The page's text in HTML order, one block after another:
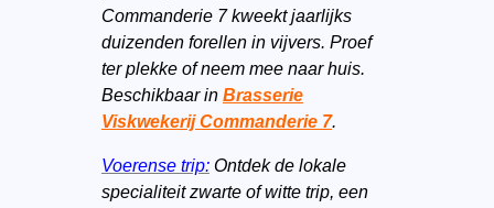
Commanderie 7 kweekt jaarlijks
duizenden forellen in vijvers. Proef
ter plekke of neem mee naar huis.
Beschikbaar in Brasserie
Viskwekerij Commanderie 7.
Voerense trip:Ontdek de lokale
specialiteit zwarte of witte trip, een